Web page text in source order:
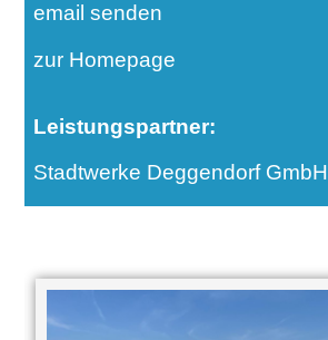
email senden
zur Homepage
Leistungspartner:
Stadtwerke Deggendorf GmbH